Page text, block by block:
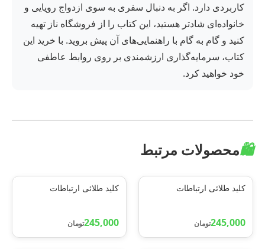
کاربردی دارد. اگر به دنبال سفری به سوی ازدواج رویایی و
خانواده‌ای شادتر هستید، این کتاب را از فروشگاه ناز تهیه
کنید و گام به گام با راهنمایی‌های آن پیش بروید. با خرید این
کتاب، سرمایه‌گذاری ارزشمندی بر روی روابط عاطفی
خود خواهید کرد.
🛍️محصولات مرتبط
کلید طلائی ارتباطات
245,000تومان
کلید طلائی ارتباطات
245,000تومان